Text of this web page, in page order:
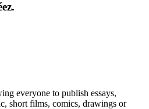
everyone to publish essays,
short films, comics, drawings or